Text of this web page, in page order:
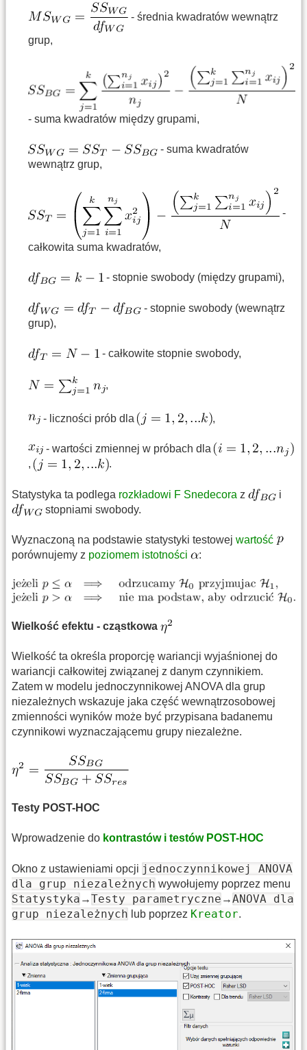
- średnia kwadratów wewnątrz
grup,
- suma kwadratów między grupami,
- suma kwadratów
wewnątrz grup,
-
całkowita suma kwadratów,
- stopnie swobody (między grupami),
- stopnie swobody (wewnątrz
grup),
- całkowite stopnie swobody,
,
- liczności prób dla ,
- wartości zmiennej w próbach dla
,
.
Statystyka ta podlega rozkładowi F Snedecora z
i
stopniami swobody.
Wyznaczoną na podstawie statystyki testowej wartość
porównujemy z poziomem istotności :
Wielkość efektu - cząstkowa
Wielkość ta określa proporcję wariancji wyjaśnionej do
wariancji całkowitej związanej z danym czynnikiem.
Zatem w modelu jednoczynnikowej ANOVA dla grup
niezależnych wskazuje jaka część wewnątrzosobowej
zmienności wyników może być przypisana badanemu
czynnikowi wyznaczającemu grupy niezależne.
Testy POST-HOC
Wprowadzenie do kontrastów i testów POST-HOC
Okno z ustawieniami opcji jednoczynnikowej ANOVA
dla grup niezależnych wywołujemy poprzez menu
Statystyka →Testy parametryczne →ANOVA dla
grup niezależnych lub poprzez Kreator.